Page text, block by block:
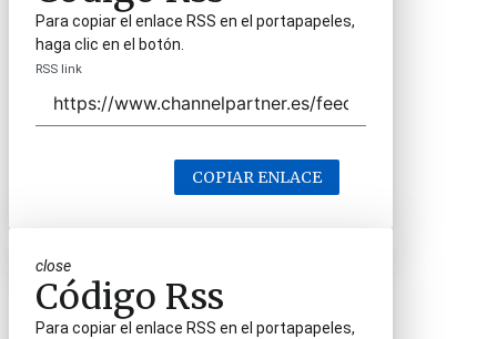
Para copiar el enlace RSS en el portapapeles,
haga clic en el botón.
RSS link
COPIAR ENLACE
close
Código Rss
Para copiar el enlace RSS en el portapapeles,